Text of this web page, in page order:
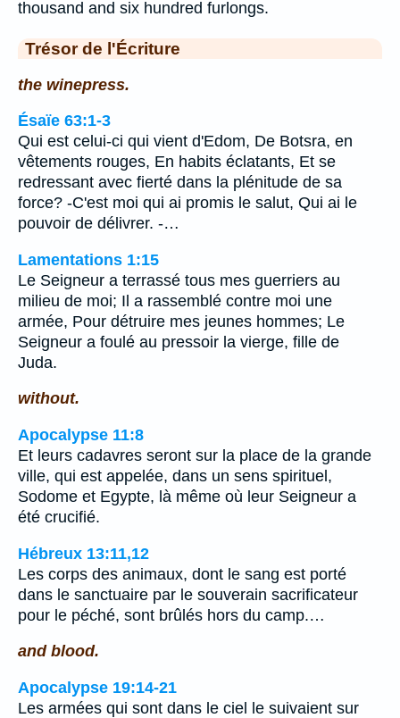
thousand and six hundred furlongs.
Trésor de l'Écriture
the winepress.
Ésaïe 63:1-3
Qui est celui-ci qui vient d'Edom, De Botsra, en
vêtements rouges, En habits éclatants, Et se
redressant avec fierté dans la plénitude de sa
force? -C'est moi qui ai promis le salut, Qui ai le
pouvoir de délivrer. -…
Lamentations 1:15
Le Seigneur a terrassé tous mes guerriers au
milieu de moi; Il a rassemblé contre moi une
armée, Pour détruire mes jeunes hommes; Le
Seigneur a foulé au pressoir la vierge, fille de
Juda.
without.
Apocalypse 11:8
Et leurs cadavres seront sur la place de la grande
ville, qui est appelée, dans un sens spirituel,
Sodome et Egypte, là même où leur Seigneur a
été crucifié.
Hébreux 13:11,12
Les corps des animaux, dont le sang est porté
dans le sanctuaire par le souverain sacrificateur
pour le péché, sont brûlés hors du camp.…
and blood.
Apocalypse 19:14-21
Les armées qui sont dans le ciel le suivaient sur